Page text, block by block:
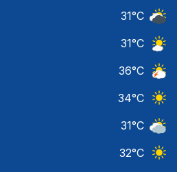
31°C
31°C
36°C
34°C
31°C
32°C